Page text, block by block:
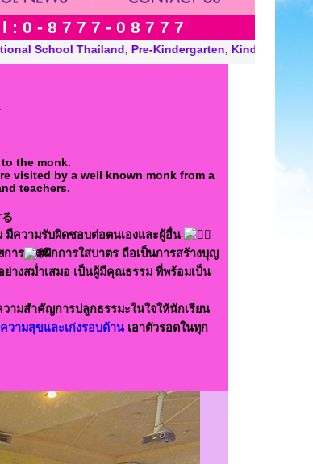
: 0 - 8 7 7 7 - 0 8 7 7 7
and Grade in Khon Kaen Thailand. “A Modern,
the monk.
visited by a well known monk from a
teachers.
ความรับผิดชอบต่อตนเองและผู้อื่น
การ
ฝึกการใส่บาตร ถือเป็นการสร้างบุญ
างสม่ำเสมอ เป็นผู้มีคุณธรรม พี่พร้อมเป็น
ามสำคัญการปลูกธรรมะในใจให้นักเรียน
วามสุขและเก่งรอบด้านเอาตัวรอดในทุก